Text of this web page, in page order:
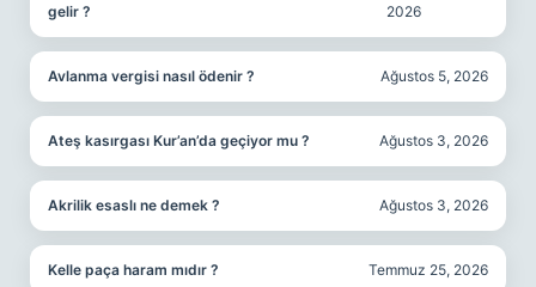
gelir ?
2026
Avlanma vergisi nasıl ödenir ? Ağustos 5, 2026
Ateş kasırgası Kur’an’da geçiyor mu ? Ağustos 3, 2026
Akrilik esaslı ne demek ? Ağustos 3, 2026
Kelle paça haram mıdır ? Temmuz 25, 2026